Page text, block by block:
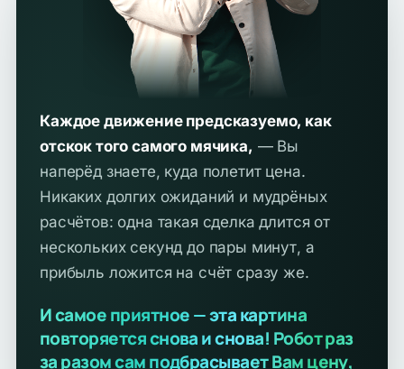
Каждое движение предсказуемо, как
отскок того самого мячика, — Вы
наперёд знаете, куда полетит цена.
Никаких долгих ожиданий и мудрёных
расчётов: одна такая сделка длится от
нескольких секунд до пары минут, а
прибыль ложится на счёт сразу же.
И самое приятное — эта картина
повторяется снова и снова! Робот раз
за разом сам подбрасывает Вам цену,